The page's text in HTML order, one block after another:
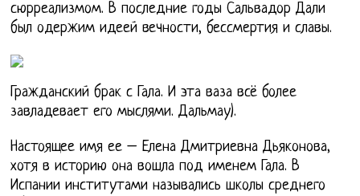
сюрреализмом. В последние годы Сальвадор Дали
был одержим идеей вечности, бессмертия и славы.
Гражданский брак с Гала. И эта ваза всё более
завладевает его мыслями. Дальмау).
Настоящее имя ее – Елена Дмитриевна Дьяконова,
хотя в историю она вошла под именем Гала. В
Испании институтами назывались школы среднего